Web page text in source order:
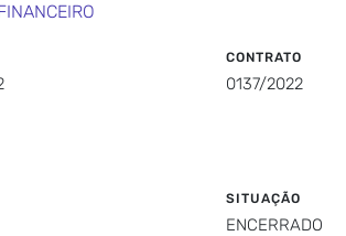
CONTRATO
0137/2022
SITUAÇÃO
ENCERRADO